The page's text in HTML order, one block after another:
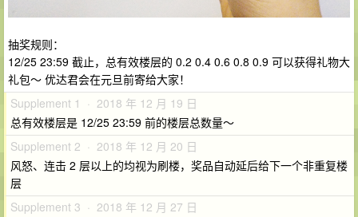
抽奖规则：
12/25 23:59 截止，总有效楼层的 0.2 0.4 0.6 0.8 0.9 可以获得礼物大
礼包～ 优达君会在元旦前寄给大家！
Supplement 1 · 2018 年 12 月 19 日
总有效楼层是 12/25 23:59 前的楼层总数量～
Supplement 2 · 2018 年 12 月 20 日
风怒、连击 2 层以上的均视为刷楼，奖品自动延后给下一个非重复楼
层
Supplement 3 · 2018 年 12 月 27 日